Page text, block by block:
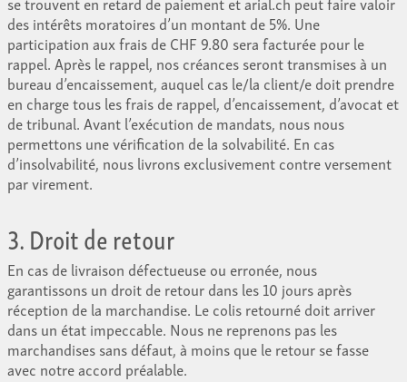
des intérêts moratoires d’un montant de 5%. Une
participation aux frais de CHF 9.80 sera facturée pour le
rappel. Après le rappel, nos créances seront transmises à un
bureau d’encaissement, auquel cas le/la client/e doit prendre
en charge tous les frais de rappel, d’encaissement, d’avocat et
de tribunal. Avant l’exécution de mandats, nous nous
permettons une vérification de la solvabilité. En cas
d’insolvabilité, nous livrons exclusivement contre versement
par virement.
3. Droit de retour
En cas de livraison défectueuse ou erronée, nous
garantissons un droit de retour dans les 10 jours après
réception de la marchandise. Le colis retourné doit arriver
dans un état impeccable. Nous ne reprenons pas les
marchandises sans défaut, à moins que le retour se fasse
avec notre accord préalable.